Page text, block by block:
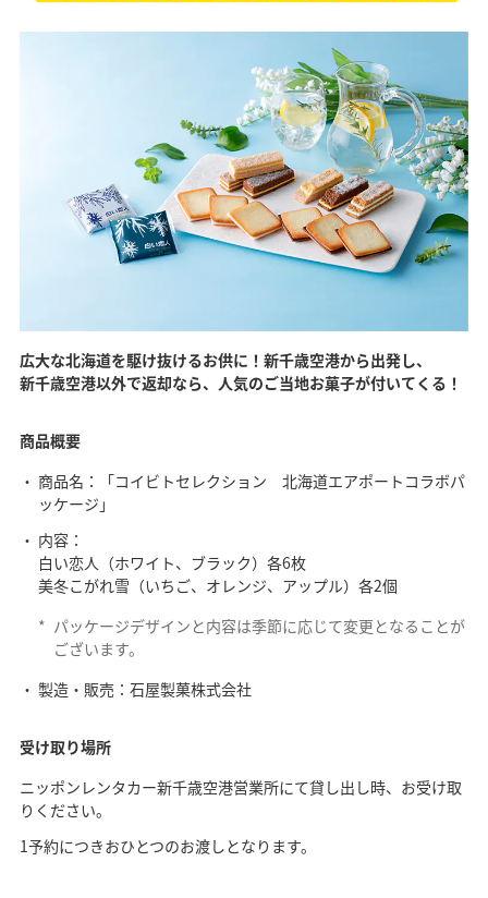
広大な北海道を駆け抜けるお供に！新千歳空港から出発し、
新千歳空港以外で返却なら、人気のご当地お菓子が付いてくる！
商品概要
商品名：「コイビトセレクション 北海道エアポートコラボパ
ッケージ」
内容：
白い恋人（ホワイト、ブラック）各6枚
美冬こがれ雪（いちご、オレンジ、アップル）各2個
* パッケージデザインと内容は季節に応じて変更となることが
ございます。
製造・販売：石屋製菓株式会社
受け取り場所
ニッポンレンタカー新千歳空港営業所にて貸し出し時、お受け取
りください。
1予約につきおひとつのお渡しとなります。